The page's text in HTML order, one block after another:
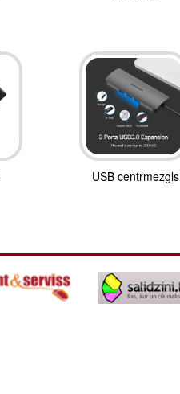
USB centrmezgls